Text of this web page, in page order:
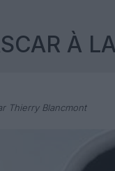
À
Thierry Blancmont